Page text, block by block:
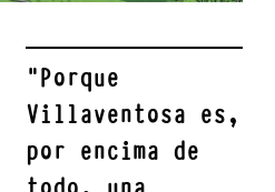
"Porque
Villaventosa es,
por encima de